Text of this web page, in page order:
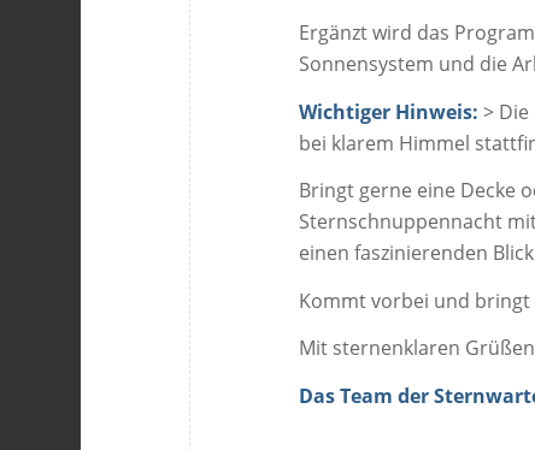
Ergänzt wird das
Sonnensystem und die
Wichtiger Hinweis: >
bei klarem Himmel
Bringt gerne eine Decke
Sternschnuppennacht
einen faszinierenden
Kommt vorbei und bringt
Mit sternenklaren
Das Team der